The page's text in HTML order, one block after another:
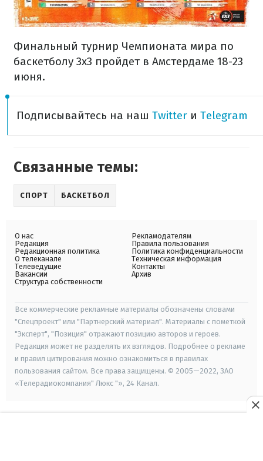
Финальный турнир Чемпионата мира по
баскетболу 3х3 пройдет в Амстердаме 18-23
июня.
Подписывайтесь на наш Twitter и Telegram
Связанные темы:
СПОРТ БАСКЕТБОЛ
О нас
Редакция
Редакционная политика
О телеканале
Телеведущие
Вакансии
Структура собственности
Рекламодателям
Правила пользования
Политика конфиденциальности
Техническая информация
Контакты
Архив
Все коммерческие рекламные материалы обозначены словами
"Спецпроект" или "Партнерский материал". Материалы с пометкой
"Эксперт", "Позиция" отражают позицию авторов и героев.
Редакция может не разделять их взглядов. Подробнее о рекламе
и правил цитирования можно ознакомиться в правилах
пользования сайтом. Все права защищены. © 2005—2022, ЗАО
«Телерадиокомпания" Люкс "», 24 Канал.